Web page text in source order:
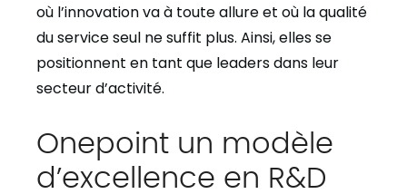
où l’innovation va à toute allure et où la qualité
du service seul ne suffit plus. Ainsi, elles se
positionnent en tant que leaders dans leur
secteur d’activité.
Onepoint un modèle
d’excellence en R&D